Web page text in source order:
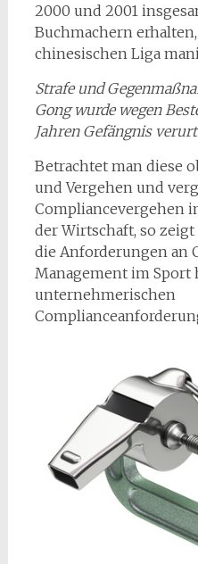
2000 und 2001
Buchmachern
chinesischen Liga
Strafe und
Gong wurde wegen
Jahren Gefängnis
Betrachtet man diese
und Vergehen und
Compliancevergehen
der Wirtschaft, so
die Anforderungen an
Management im
unternehmerischen